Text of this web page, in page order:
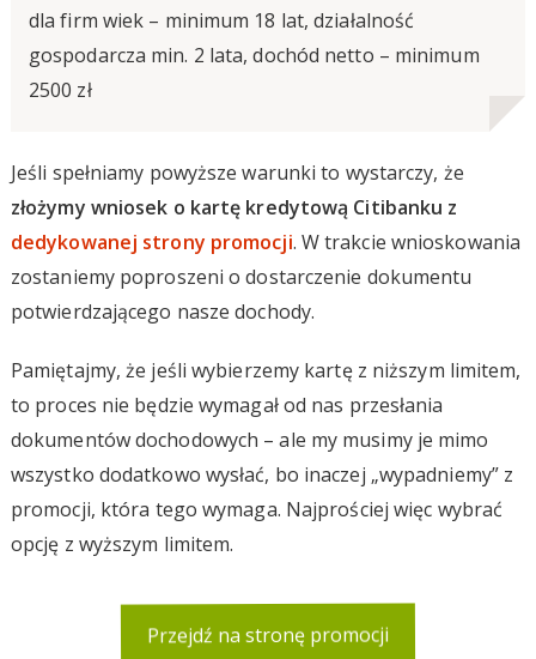
dla firm wiek – minimum 18 lat, działalność
gospodarcza min. 2 lata, dochód netto – minimum
2500 zł
Jeśli spełniamy powyższe warunki to wystarczy, że
złożymy wniosek o kartę kredytową Citibanku z
dedykowanej strony promocji. W trakcie wnioskowania
zostaniemy poproszeni o dostarczenie dokumentu
potwierdzającego nasze dochody.
Pamiętajmy, że jeśli wybierzemy kartę z niższym limitem,
to proces nie będzie wymagał od nas przesłania
dokumentów dochodowych – ale my musimy je mimo
wszystko dodatkowo wysłać, bo inaczej „wypadniemy” z
promocji, która tego wymaga. Najprościej więc wybrać
opcję z wyższym limitem.
Przejdź na stronę promocji